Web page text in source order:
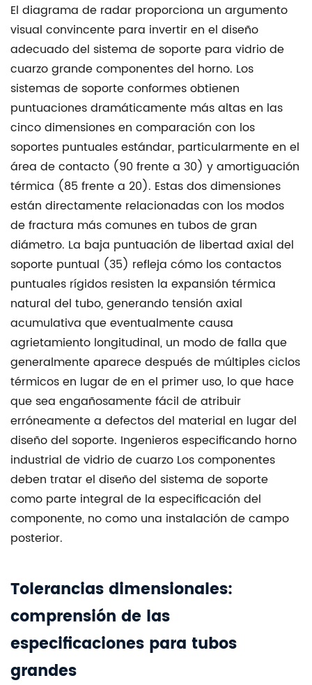
El diagrama de radar proporciona un argumento
visual convincente para invertir en el diseño
adecuado del sistema de soporte para vidrio de
cuarzo grandecomponentes del horno. Los
sistemas de soporte conformes obtienen
puntuaciones dramáticamente más altas en las
cinco dimensiones en comparación con los
soportes puntuales estándar, particularmente en el
área de contacto (90 frente a 30) y amortiguación
térmica (85 frente a 20). Estas dos dimensiones
están directamente relacionadas con los modos
de fractura más comunes en tubos de gran
diámetro. La baja puntuación de libertad axial del
soporte puntual (35) refleja cómo los contactos
puntuales rígidos resisten la expansión térmica
natural del tubo, generando tensión axial
acumulativa que eventualmente causa
agrietamiento longitudinal, un modo de falla que
generalmente aparece después de múltiples ciclos
térmicos en lugar de en el primer uso, lo que hace
que sea engañosamente fácil de atribuir
erróneamente a defectos del material en lugar del
diseño del soporte. Ingenieros especificando horno
industrial de vidrio de cuarzo Los componentes
deben tratar el diseño del sistema de soporte
como parte integral de la especificación del
componente, no como una instalación de campo
posterior.
Tolerancias dimensionales:
comprensión de las
especificaciones para tubos
grandes